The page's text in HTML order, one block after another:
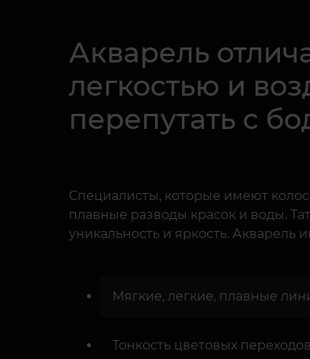
Акварель
легкостью и
перепутать с
Специалисты, которые имеют
плавные разводы красок и воды.
уникальность и яркость.
Мягкие, легкие, плавные
Тонкость цветовых